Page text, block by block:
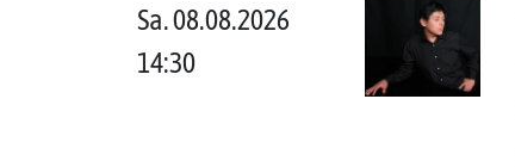
Sa. 08.08.2026
14:30